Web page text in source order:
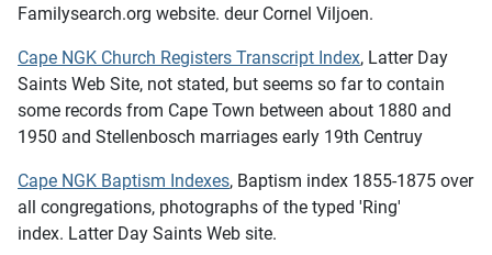
Familysearch.org website. deur Cornel Viljoen.
Cape NGK Church Registers Transcript Index, Latter Day
Saints Web Site, not stated, but seems so far to contain
some records from Cape Town between about 1880 and
1950 and Stellenbosch marriages early 19th Centruy
Cape NGK Baptism Indexes, Baptism index 1855-1875 over
all congregations, photographs of the typed 'Ring'
index. Latter Day Saints Web site.